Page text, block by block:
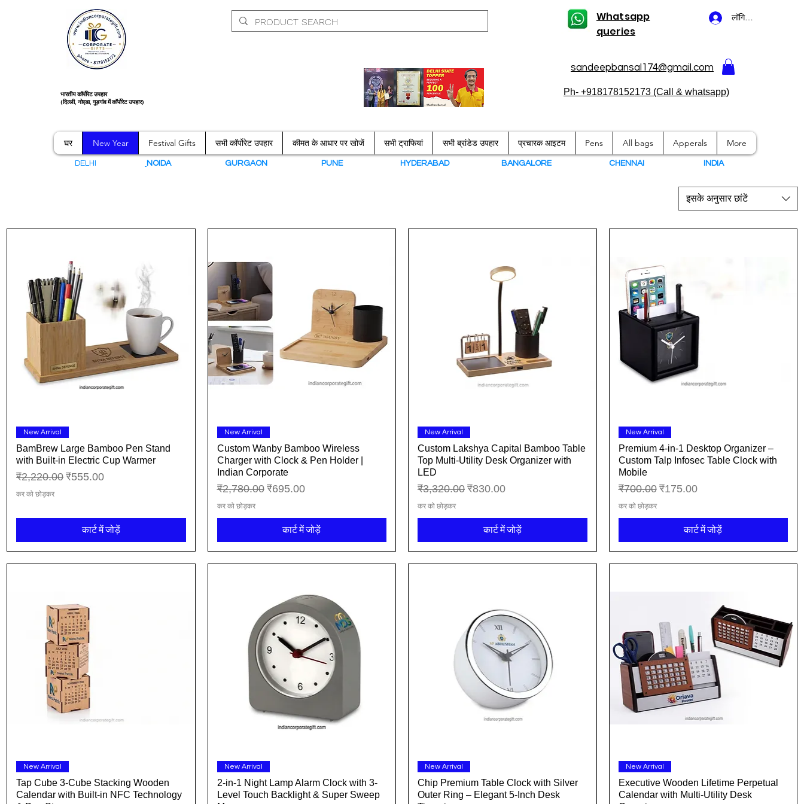
भारतीय कॉर्पोरेट उपहार
(दिल्ली, नोएडा, गुड़गांव में कॉर्पोरेट उपहार)
Whatsapp
queries
लॉगिन करें
sandeepbansal174@gmail.com
Ph- +918178152173 (Call & whatsapp)
घर New Year Festival Gifts सभी कॉर्पोरेट उपहार कीमत के आधार पर खोजें सभी ट्राफियां सभी ब्रांडेड उपहार प्रचारक आइटम Pens All bags Apperals More
DELHI NOIDA GURGAON PUNE HYDERABAD BANGALORE CHENNAI NDIA
इसके अनुसार छांटें
New Arrival
BamBrew Large Bamboo Pen Stand
with Built-in Electric Cup Warmer
नियमित मूल्य
₹2,220.00 बिक्री मूल्य
₹555.00
कर को छोड़कर
कार्ट में जोड़ें
New Arrival
Custom Wanby Bamboo Wireless
Charger with Clock & Pen Holder |
Indian Corporate
नियमित मूल्य
₹2,780.00 बिक्री मूल्य
₹695.00
कर को छोड़कर
कार्ट में जोड़ें
New Arrival
Custom Lakshya Capital Bamboo Table
Top Multi-Utility Desk Organizer with
LED
नियमित मूल्य
₹3,320.00 बिक्री मूल्य
₹830.00
कर को छोड़कर
कार्ट में जोड़ें
New Arrival
Premium 4-in-1 Desktop Organizer –
Custom Talp Infosec Table Clock with
Mobile
नियमित मूल्य
₹700.00 बिक्री मूल्य
₹175.00
कर को छोड़कर
कार्ट में जोड़ें
New Arrival
Tap Cube 3-Cube Stacking Wooden
Calendar with Built-in NFC Technology
New Arrival
2-in-1 Night Lamp Alarm Clock with 3-
Level Touch Backlight & Super Sweep
New Arrival
Chip Premium Table Clock with Silver
Outer Ring – Elegant 5-Inch Desk
New Arrival
Executive Wooden Lifetime Perpetual
Calendar with Multi-Utility Desk